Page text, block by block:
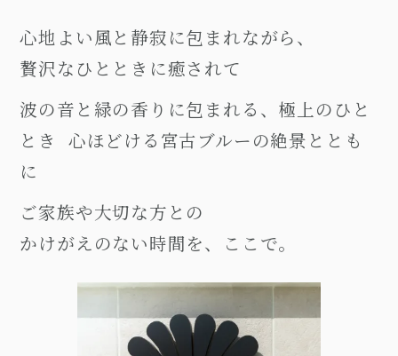
心地よい風と静寂に包まれながら、
贅沢なひとときに癒されて
波の音と緑の香りに包まれる、極上のひと
とき 心ほどける宮古ブルーの絶景ととも
に
ご家族や大切な方との
かけがえのない時間を、ここで。